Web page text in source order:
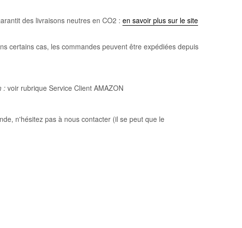
des livraisons neutres en CO2 : en savoir plus sur le site
certains cas, les commandes peuvent être expédiées depuis
: voir rubrique Service Client AMAZON
n'hésitez pas à nous contacter (il se peut que le